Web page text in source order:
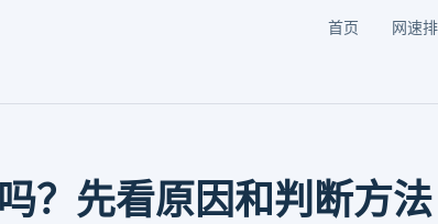
首页 网速
？先看原因和判断方法